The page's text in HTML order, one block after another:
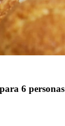
6 personas